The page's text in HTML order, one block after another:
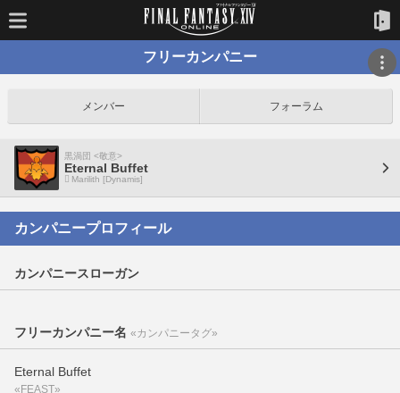
フリーカンパニー
メンバー フォーラム
黒渦団 <敬意>
Eternal Buffet
Marilith [Dynamis]
カンパニープロフィール
カンパニースローガン
フリーカンパニー名 «カンパニータグ»
Eternal Buffet
«FEAST»